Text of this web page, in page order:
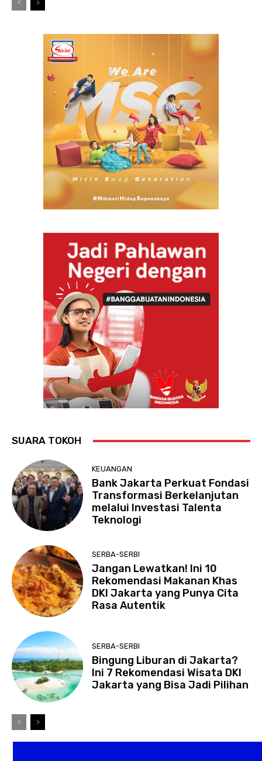
SUARA TOKOH
KEUANGAN
Bank Jakarta Perkuat Fondasi
Transformasi Berkelanjutan
melalui Investasi Talenta
Teknologi
SERBA-SERBI
Jangan Lewatkan! Ini 10
Rekomendasi Makanan Khas
DKI Jakarta yang Punya Cita
Rasa Autentik
SERBA-SERBI
Bingung Liburan di Jakarta?
Ini 7 Rekomendasi Wisata DKI
Jakarta yang Bisa Jadi Pilihan